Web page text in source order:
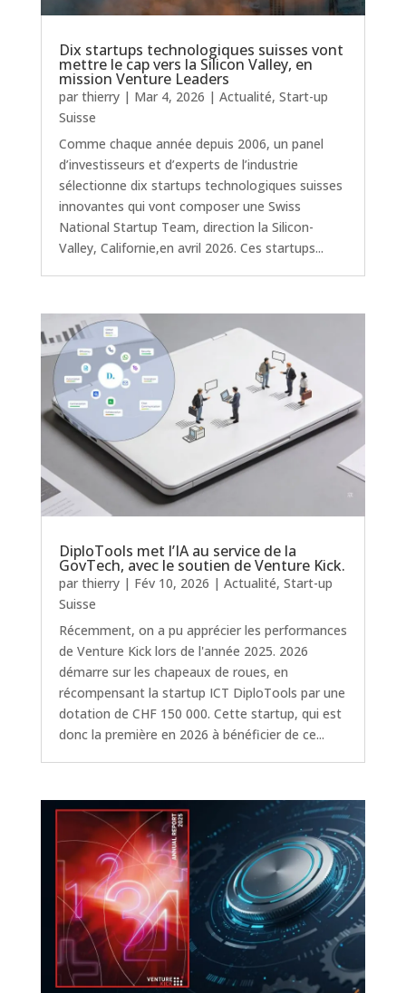
Dix startups technologiques suisses vont
mettre le cap vers la Silicon Valley, en
mission Venture Leaders
par thierry| Mar 4, 2026 | Actualité, Start-up
Suisse
Comme chaque année depuis 2006, un panel
d’investisseurs et d’experts de l’industrie
sélectionne dix startups technologiques suisses
innovantes qui vont composer une Swiss
National Startup Team, direction la Silicon-
Valley, Californie,en avril 2026. Ces startups...
DiploTools met l’IA au service de la
GovTech, avec le soutien de Venture Kick.
par thierry| Fév 10, 2026 | Actualité, Start-up
Suisse
Récemment, on a pu apprécier les performances
de Venture Kick lors de l'année 2025. 2026
démarre sur les chapeaux de roues, en
récompensant la startup ICT DiploTools par une
dotation de CHF 150 000. Cette startup, qui est
donc la première en 2026 à bénéficier de ce...